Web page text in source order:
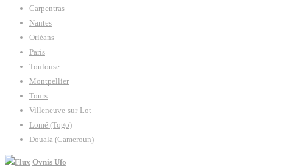
Carpentras
Nantes
Orléans
Paris
Toulouse
Montpellier
Tours
Villeneuve-sur-Lot
Lomé (Togo)
Douala (Cameroun)
Ovnis Ufo